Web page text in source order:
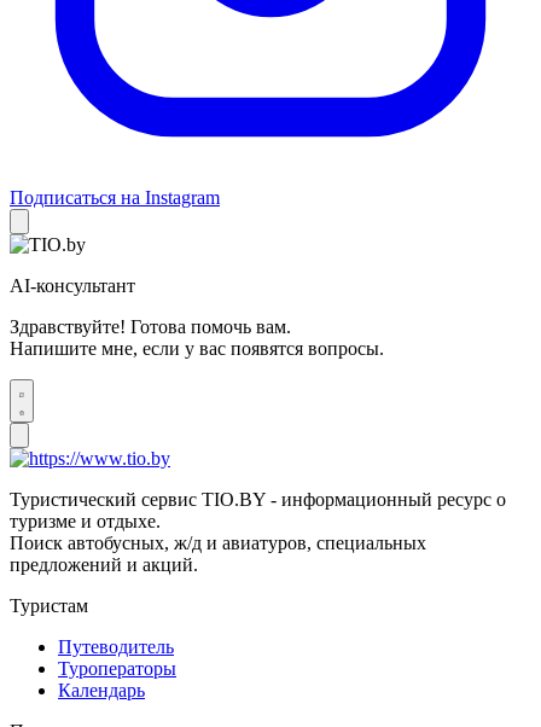
Подписаться на Instagram
AI-консультант
Здравствуйте! Готова помочь вам.
Напишите мне, если у вас появятся вопросы.
Туристический сервис TIO.BY - информационный ресурс о
туризме и отдыхе.
Поиск автобусных, ж/д и авиатуров, специальных
предложений и акций.
Туристам
Путеводитель
Туроператоры
Календарь